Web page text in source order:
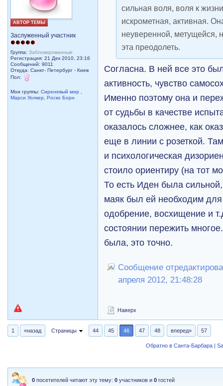
АВТОР ТЕМЫ
Заслуженный участник
Группа:Заблокированные
Регистрация: 21 Дек 2010, 23:16
Сообщений: 9011
Откуда: Санкт- Петербург - Киев
Пол:
Мои группы:Сиреневый мир
Марси Уолкер
,Роско Борн
сильная воля, воля к
искрометная, активная.
неуверенной, метущейся,
эта преодолеть.
Согласна. В ней все это
активность, чувство
Именно поэтому она и
от судьбы в качестве
оказалось сложнее, как
еще в линии с розеткой.
и психологическая
стоило ориентиру (на тот
То есть Иден была
маяк был ей необходим
одобрение, восхищение и
состоянии пережить
была, это точно.
Сообщение
апреля 2012, 21:48:28
Наверх
1 «назад Страницы 44 45 46 47 48 вперед» 57
Обратно в Санта-Барбара |
0 посетителей читают эту тему:0 участников и0 гостей